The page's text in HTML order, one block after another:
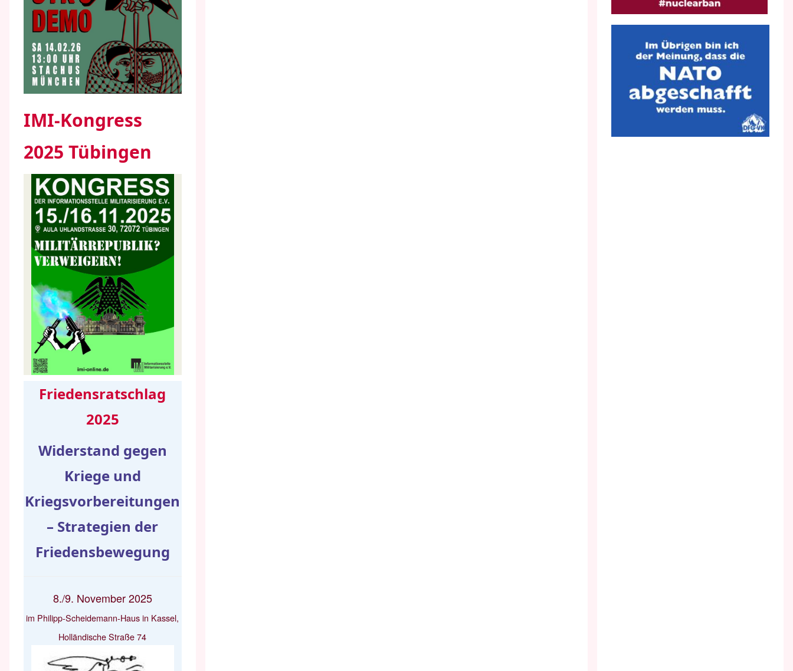
IMI-Kongress
2025 Tübingen
Friedensratschlag
2025
Widerstand gegen
Kriege und
Kriegsvorbereitungen
– Strategien der
Friedensbewegung
8./9. November 2025
im Philipp-Scheidemann-Haus in Kassel,
Holländische Straße 74